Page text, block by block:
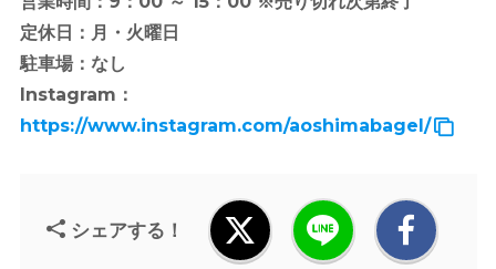
定休日：月・火曜日
駐車場：なし
Instagram：
https://www.instagram.com/aoshimabagel/
シェアする！